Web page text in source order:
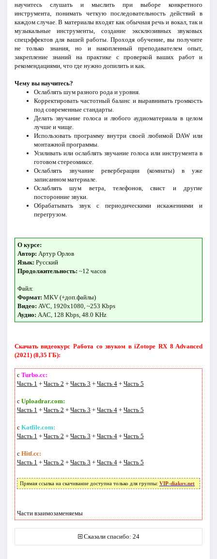
научитесь слушать и мыслить при выборе конкретного
инструмента, понимать четкую последовательность действий в
каждом случае. В материалы входят как обычная речь и вокал, так и
музыкальные инструменты, создание эксклюзивных звуковых
спецэффектов для вашей работы. Проходя обучение, вы получите
не только знания, но и накопленный преподавателем опыт,
закрепление знаний на практике с проверкой ваших работ и
рекомендациями, что где нужно допилить и как.
Чему вы научитесь?
Ослаблять шум разного рода и уровня.
Корректировать частотный баланс и выравнивать громкость
под современные стандарты.
Делать звучание голоса и любого аудиоматериала в целом
лучше и чище.
Использовать программу внутри своей любимой DAW или
монтажной программы.
Усиливать или ослаблять звучание голоса или инструмента в
готовом стереомиксе.
Ослаблять звучание реверберации (комнаты) в уже
записанном материале.
Ослаблять шум ветра, телефонов, свист и другие
посторонние звуки.
Обрабатывать звук с периодическими искажениями и
перегрузом.
О курсе:
Автор: Артур Орлов
Язык: Русский
Продолжительность: ~12 часов
Файл:
Формат: MKV (+доп.файлы)
Видео: AVC, 1920x1080, ~253 Kbps
Аудио: AAC, 128 Kbps, 48.0 KHz
Скачать видеокурс Работа со звуком в iZotope RX 8 Advanced
(2021) (8,35 ГБ):
с Turbo.cc:
Часть 1 + Часть 2 + Часть 3 + Часть 4+ Часть 5
с Uploadrar.com:
Часть 1 + Часть 2 + Часть 3 + Часть 4+ Часть 5
с Katfile.com:
Часть 1 + Часть 2 + Часть 3 + Часть 4+ Часть 5
с Hitf.cc:
Часть 1 + Часть 2 + Часть 3 + Часть 4+ Часть 5
Прямая ссылка на скачивание доступна только для группы: VIP-diakov.net
Части взаимозаменяемы
Сказали спасибо: 24